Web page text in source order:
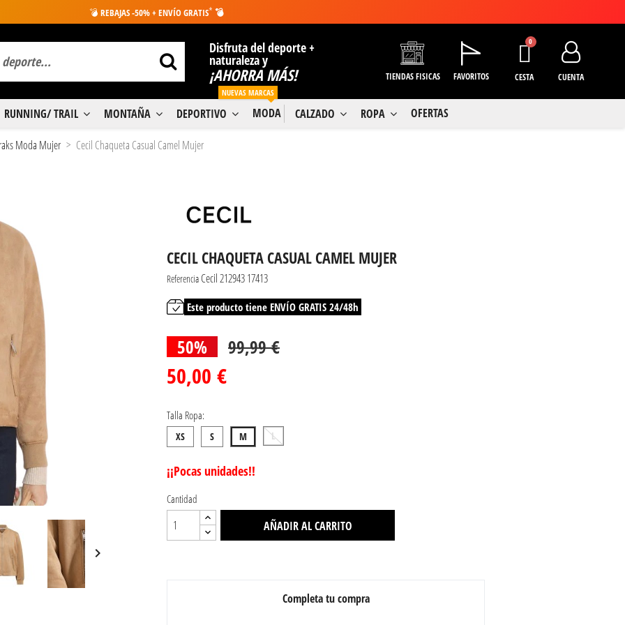
💣 REBAJAS -50% + ENVÍO GRATIS* 💣
Disfruta del deporte +
naturaleza y
¡AHORRA MÁS! TIENDAS FISICAS FAVORITOS CESTA CUENTA
RUNNING/ TRAIL MONTAÑA DEPORTIVO MODA
NUEVAS MARCAS
CALZADO ROPA OFERTAS
Moda Mujer Cecil Chaqueta Casual Camel Mujer

CECIL CHAQUETA CASUAL CAMEL MUJER
Referencia Cecil 212943 17413
Este producto tiene ENVÍO GRATIS 24/48h
50% 99,99 €
50,00 €
Talla Ropa:
XS S M L
¡¡Pocas unidades!!
Cantidad
AÑADIR AL CARRITO
Completa tu compra